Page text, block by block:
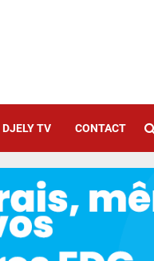
DJELY TV CONTACT